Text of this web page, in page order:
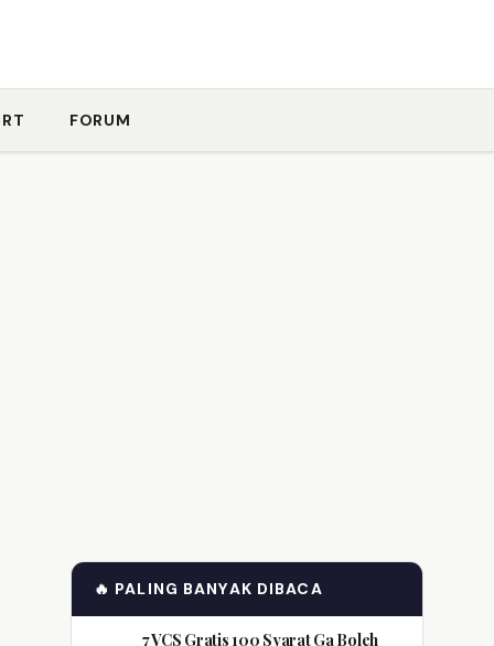
FORUM
🔥 PALING BANYAK DIBACA
7 VCS Gratis 100 Syarat Ga Boleh